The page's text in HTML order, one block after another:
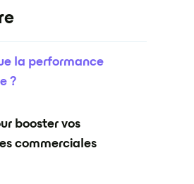
la performance
?
booster vos
commerciales